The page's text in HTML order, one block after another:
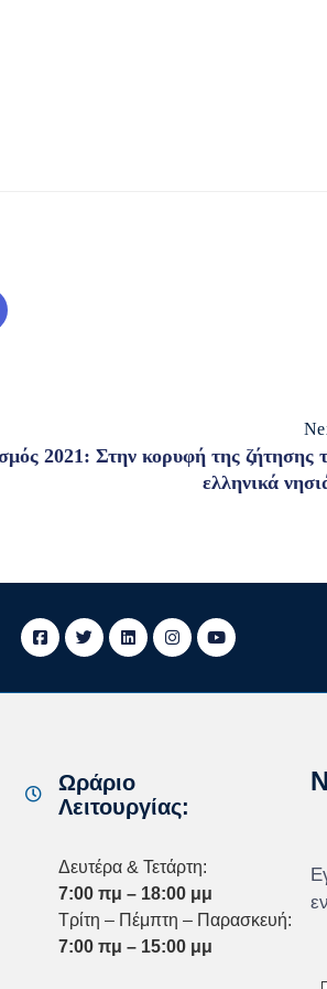
2021: Στην κορυφή της ζήτησης
ελληνικά
Ωράριο
Λειτουργίας:
Δευτέρα & Τετάρτη:
7:00 πμ – 18:00 μμ
Τρίτη – Πέμπτη – Παρασκευή:
7:00 πμ – 15:00 μμ